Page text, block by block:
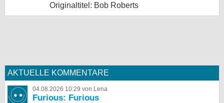
Originaltitel: Bob Roberts
AKTUELLE KOMMENTARE
04.08.2026 10:29 von Lena
Furious: Furious